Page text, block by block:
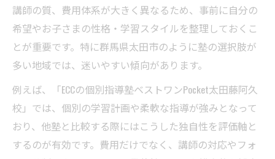
講師の質、費用体系が大きく異なるため、事前に自分の
希望やお子さまの性格・学習スタイルを整理しておくこ
とが重要です。特に群馬県太田市のように塾の選択肢が
多い地域では、迷いやすい傾向があります。
例えば、「ECCの個別指導塾ベストワンPocket太田藤阿久
校」では、個別の学習計画や柔軟な指導が強みとなって
おり、他塾と比較する際にはこうした独自性を評価軸と
するのが有効です。費用だけでなく、講師の対応やフォ